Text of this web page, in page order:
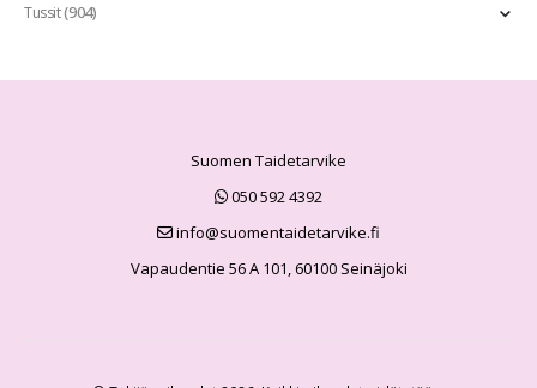
Tussit(904)
Suomen Taidetarvike
050 592 4392
info@suomentaidetarvike.fi
Vapaudentie 56 A 101, 60100 Seinäjoki